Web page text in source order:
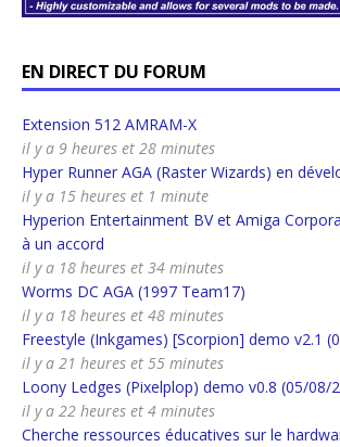
EN DIRECT DU FORUM
Extension 512 AMRAM-X
il y a 9 heures et 28 minutes
Hyper Runner AGA (Raster Wizards) en
il y a 15 heures et 1 minute
Hyperion Entertainment BV et Amiga
à un accord
il y a 18 heures et 34 minutes
Worms DC AGA (1997 Team17)
il y a 18 heures et 48 minutes
Freestyle (Inkgames) [Scorpion] demo v2.1
il y a 21 heures et 55 minutes
Loony Ledges (Pixelplop) demo v0.8 (05/08/
il y a 22 heures et 4 minutes
Cherche ressources éducatives sur le